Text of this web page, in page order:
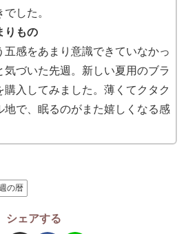
した。
りもの
五感をあまり意識できていなかっ
気づいた先週。新しい夏用のブラ
購入してみました。薄くてクタク
地で、眠るのがまた嬉しくなる感
の暦
シェアする